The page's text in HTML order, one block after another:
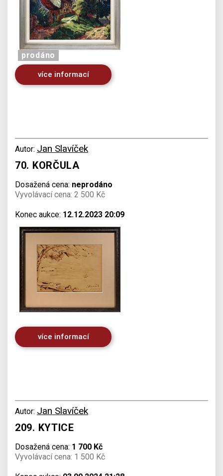
prodáno
více informací
Autor: Jan Slavíček
70. KORČULA
Dosažená cena: neprodáno
Vyvolávací cena: 2 500 Kč
Konec aukce: 12.12.2023 20:09
více informací
Autor: Jan Slavíček
209. KYTICE
Dosažená cena: 1 700 Kč
Vyvolávací cena: 1 500 Kč